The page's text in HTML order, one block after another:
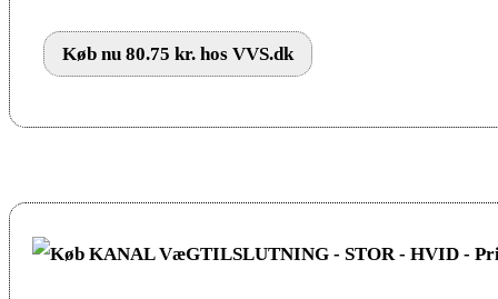
Køb nu 80.75 kr. hos VVS.dk